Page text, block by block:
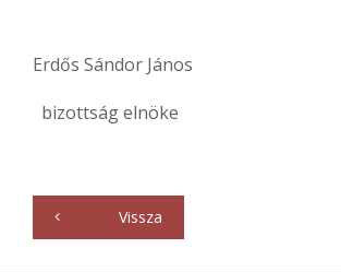
Erdős Sándor János
bizottság elnöke
Vissza